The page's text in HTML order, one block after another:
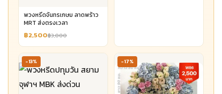
พวงหรีดจันทรเกษม ลาดพร้าว
MRT ส่งตรงเวลา
฿2,500฿3,000
-13% -17%